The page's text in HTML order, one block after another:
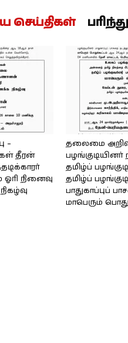
செய்திகள்
–
தீரன்
நினைவு
தலைமை
பழங்குடியினர்
தமிழ்ப்
தமிழ்ப்
பாதுகாப்புப்
மாபெரும்